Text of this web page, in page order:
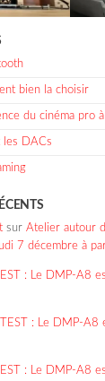
bien la choisir
du cinéma pro
les DACs
sur Atelier autour
7 décembre à
: Le DMP-A8
TEST : Le DMP-A8
: Le DMP-A8